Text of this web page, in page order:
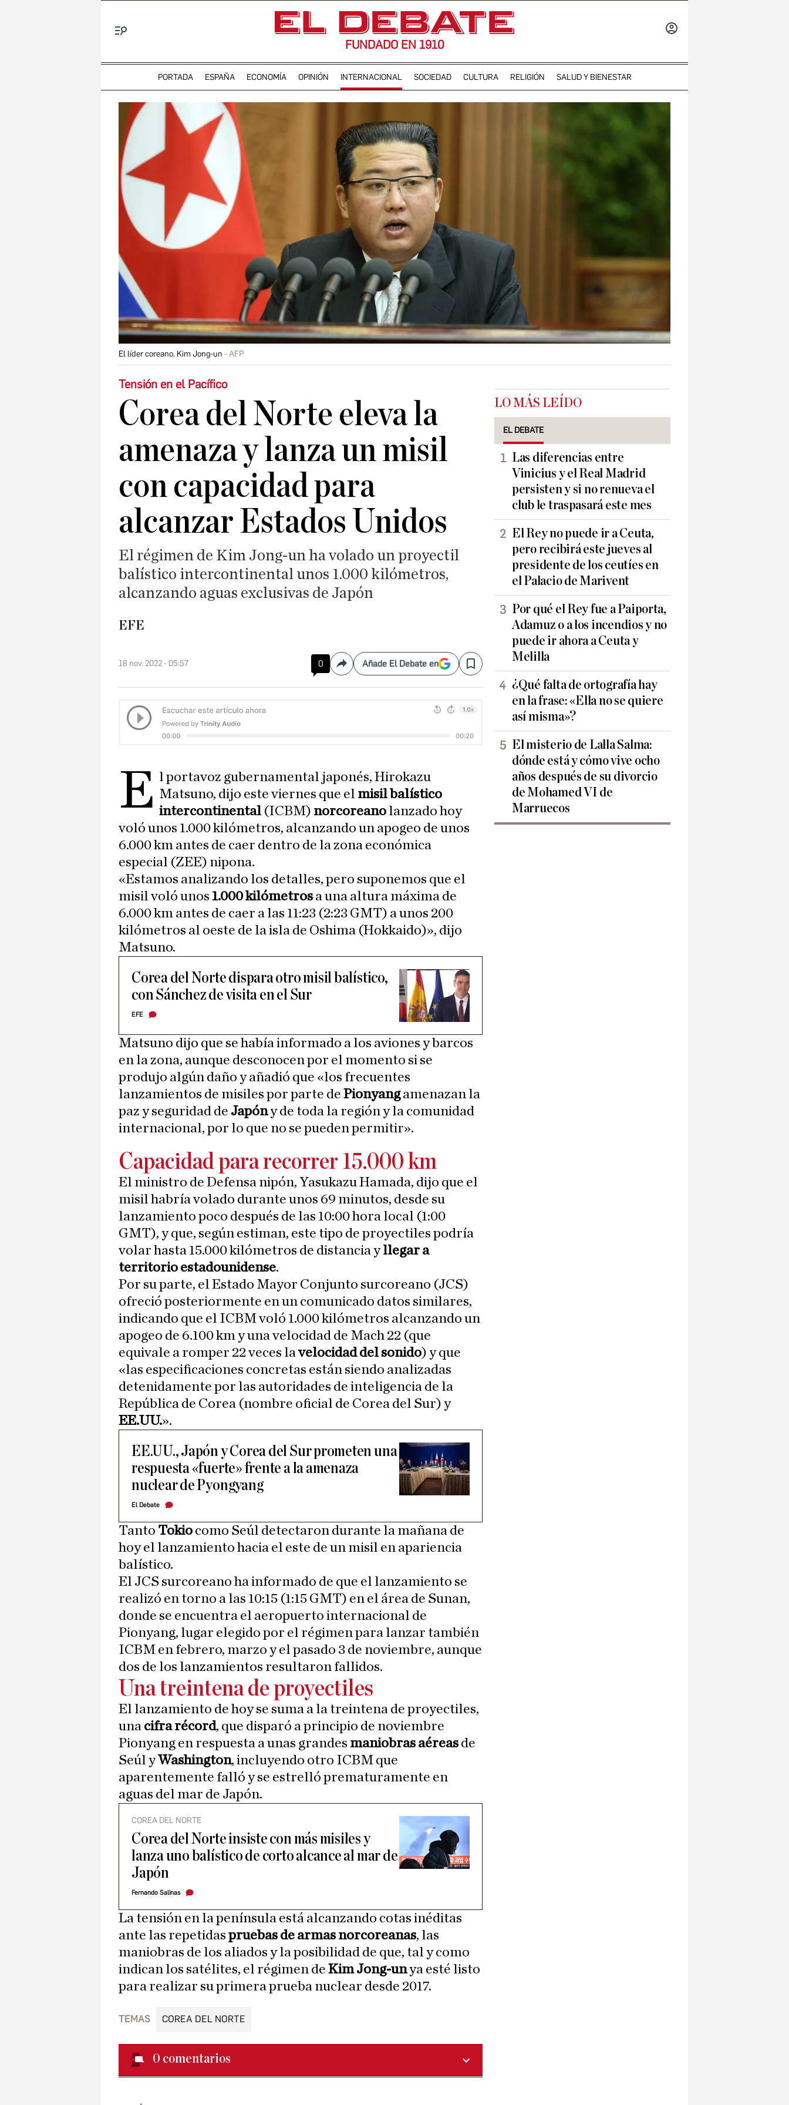
FUNDADO EN 1910
PORTADA ESPAÑA ECONOMÍA OPINIÓN INTERNACIONAL SOCIEDAD CULTURA RELIGIÓN SALUD Y BIENESTAR
El líder coreano, Kim Jong-un AFP
Tensión en el Pacífico
Corea del Norte eleva la
amenaza y lanza un misil
con capacidad para
alcanzar Estados Unidos
El régimen de Kim Jong-un ha volado un proyectil
balístico intercontinental unos 1.000 kilómetros,
alcanzando aguas exclusivas de Japón
EFE
18 nov. 2022 - 05:57 0 CompartirAñade El Debate en Save
E l portavoz gubernamental japonés, Hirokazu
Matsuno, dijo este viernes que el misil balístico
intercontinental (ICBM) norcoreano lanzado hoy
voló unos 1.000 kilómetros, alcanzando un apogeo de unos
6.000 km antes de caer dentro de la zona económica
especial (ZEE) nipona.
«Estamos analizando los detalles, pero suponemos que el
misil voló unos 1.000 kilómetros a una altura máxima de
6.000 km antes de caer a las 11:23 (2:23 GMT) a unos 200
kilómetros al oeste de la isla de Oshima (Hokkaido)», dijo
Matsuno.
Corea del Norte dispara otro misil balístico,
con Sánchez de visita en el Sur
EFE
Matsuno dijo que se había informado a los aviones y barcos
en la zona, aunque desconocen por el momento si se
produjo algún daño y añadió que «los frecuentes
lanzamientos de misiles por parte de Pionyangamenazan la
paz y seguridad de Japóny de toda la región y la comunidad
internacional, por lo que no se pueden permitir».
Capacidad para recorrer 15.000 km
El ministro de Defensa nipón, Yasukazu Hamada, dijo que el
misil habría volado durante unos 69 minutos, desde su
lanzamiento poco después de las 10:00 hora local (1:00
GMT), y que, según estiman, este tipo de proyectiles podría
volar hasta 15.000 kilómetros de distancia yllegar a
territorio estadounidense.
Por su parte, el Estado Mayor Conjunto surcoreano (JCS)
ofreció posteriormente en un comunicado datos similares,
indicando que el ICBM voló 1.000 kilómetros alcanzando un
apogeo de 6.100 km y una velocidad de Mach 22 (que
equivale a romper 22 veces lavelocidad del sonido) y que
«las especificaciones concretas están siendo analizadas
detenidamente por las autoridades de inteligencia de la
República de Corea (nombre oficial de Corea del Sur) y
EE.UU.».
EE.UU., Japón y Corea del Sur prometen una
respuesta «fuerte» frente a la amenaza
nuclear de Pyongyang
El Debate
Tanto Tokio como Seúl detectaron durante la mañana de
hoy el lanzamiento hacia el este de un misil en apariencia
balístico.
El JCS surcoreano ha informado de que el lanzamiento se
realizó en torno a las 10:15 (1:15 GMT) en el área de Sunan,
donde se encuentra el aeropuerto internacional de
Pionyang, lugar elegido por el régimen para lanzar también
ICBM en febrero, marzo y el pasado 3 de noviembre, aunque
dos de los lanzamientos resultaron fallidos.
Una treintena de proyectiles
El lanzamiento de hoy se suma a la treintena de proyectiles,
una cifra récord, que disparó a principio de noviembre
Pionyang en respuesta a unas grandes maniobras aéreas de
Seúl yWashington, incluyendo otro ICBM que
aparentemente falló y se estrelló prematuramente en
aguas del mar de Japón.
COREA DEL NORTE
Corea del Norte insiste con más misiles y
lanza uno balístico de corto alcance al mar de
Japón
Fernando Salinas
La tensión en la península está alcanzando cotas inéditas
ante las repetidas pruebas de armas norcoreanas, las
maniobras de los aliados y la posibilidad de que, tal y como
indican los satélites, el régimen de Kim Jong-unya esté listo
para realizar su primera prueba nuclear desde 2017.
TEMAS COREA DEL NORTE
0 comentarios
LO MÁS LEÍDO
EL DEBATE
Las diferencias entre
Vinicius y el Real Madrid
persisten y si no renueva el
club le traspasará este mes
El Rey no puede ir a Ceuta,
pero recibirá este jueves al
presidente de los ceutíes en
el Palacio de Marivent
Por qué el Rey fue a Paiporta,
Adamuz o a los incendios y no
puede ir ahora a Ceuta y
Melilla
¿Qué falta de ortografía hay
en la frase: «Ella no se quiere
así misma»?
El misterio de Lalla Salma:
dónde está y cómo vive ocho
años después de su divorcio
de Mohamed VI de
Marruecos